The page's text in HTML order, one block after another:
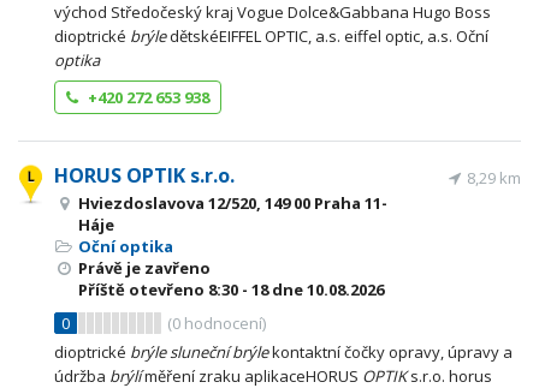
východ Středočeský kraj Vogue Dolce&Gabbana Hugo Boss
dioptrické brýledětskéEIFFEL OPTIC, a.s. eiffel optic, a.s. Oční
optika
+420 272 653 938
HORUS OPTIK s.r.o.
Hviezdoslavova 12/520, 149 00 Praha 11-
Háje
Oční optika
Právě je zavřeno
Příště otevřeno 8:30 - 18dne 10.08.2026
0
(0 hodnocení)
8,29 km
dioptrické brýlesluneční brýlekontaktní čočky opravy, úpravy a
údržba brýlíměření zraku aplikaceHORUS OPTIKs.r.o. horus